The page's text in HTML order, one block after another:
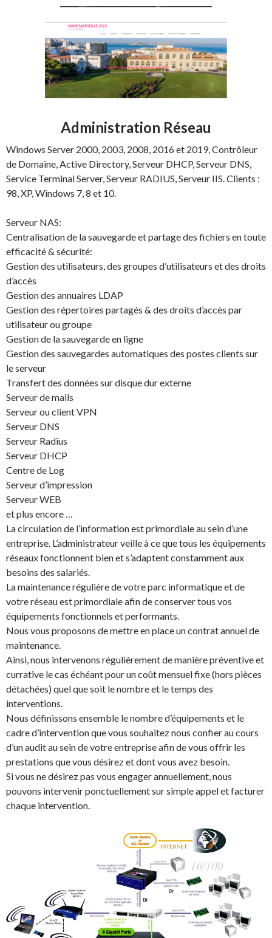
Administration Réseau
Windows Server 2000, 2003, 2008, 2016 et 2019, Contrôleur
de Domaine, Active Directory, Serveur DHCP, Serveur DNS,
Service Terminal Server, Serveur RADIUS, Serveur IIS. Clients :
98, XP, Windows 7, 8 et 10.
Serveur NAS:
Centralisation de la sauvegarde et partage des fichiers en toute
efficacité & sécurité:
Gestion des utilisateurs, des groupes d’utilisateurs et des droits
d’accès
Gestion des annuaires LDAP
Gestion des répertoires partagés & des droits d’accès par
utilisateur ou groupe
Gestion de la sauvegarde en ligne
Gestion des sauvegardes automatiques des postes clients sur
le serveur
Transfert des données sur disque dur externe
Serveur de mails
Serveur ou client VPN
Serveur DNS
Serveur Radius
Serveur DHCP
Centre de Log
Serveur d’impression
Serveur WEB
et plus encore …
La circulation de l’information est primordiale au sein d’une
entreprise. L’administrateur veille à ce que tous les équipements
réseaux fonctionnent bien et s’adaptent constamment aux
besoins des salariés.
La maintenance régulière de votre parc informatique et de
votre réseau est primordiale afin de conserver tous vos
équipements fonctionnels et performants.
Nous vous proposons de mettre en place un contrat annuel de
maintenance.
Ainsi, nous intervenons régulièrement de manière préventive et
currative le cas échéant pour un coût mensuel fixe (hors pièces
détachées) quel que soit le nombre et le temps des
interventions.
Nous définissons ensemble le nombre d’équipements et le
cadre d’intervention que vous souhaitez nous confier au cours
d’un audit au sein de votre entreprise afin de vous offrir les
prestations que vous désirez et dont vous avez besoin.
Si vous ne désirez pas vous engager annuellement, nous
pouvons intervenir ponctuellement sur simple appel et facturer
chaque intervention.